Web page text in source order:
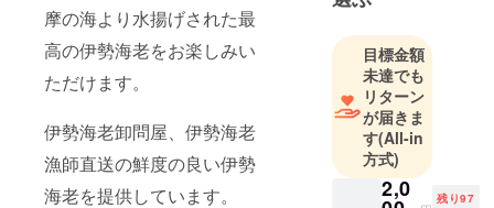
摩の海より水揚げされた最
高の伊勢海老をお楽しみい
ただけます。
伊勢海老卸問屋、伊勢海老
漁師直送の鮮度の良い伊勢
海老を提供しています。
素材そのも
のの旨味
を、じっく
りと味わっ
ていただき
たい……。
クラウド
ファンディ
ングは初心
目標金額
未達でも
リターン
が届きま
す(All-in
方式)
2,0 残り97